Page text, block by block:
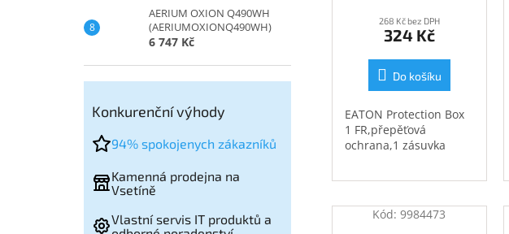
AERIUM OXION Q490WH
(AERIUMOXIONQ490WH)
6 747 Kč
Konkurenční výhody
94% spokojenych zákazníků
Kamenná prodejna na
Vsetíně
Vlastní servis IT produktů a
268 Kč bez DPH
324 Kč
Do košíku
EATON Protection Box
1 FR,přepěťová
ochrana,1 zásuvka
Kód:9984473